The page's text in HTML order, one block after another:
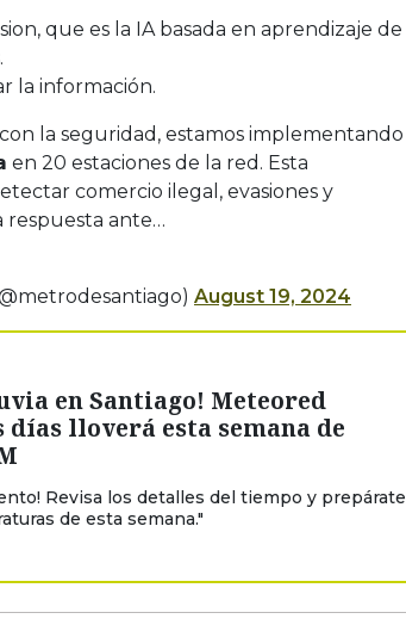
que es la IA basada en aprendizaje de
la información.
la seguridad, estamos implementando
en 20 estaciones de la red. Esta
comercio ilegal, evasiones y
respuesta ante…
August 19, 2024
en Santiago! Meteored
días lloverá esta semana de
Revisa los detalles del tiempo y prepárate
de esta semana."